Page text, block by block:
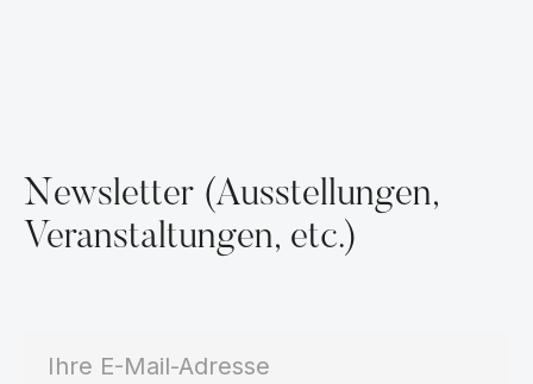
Newsletter (Ausstellungen,
Veranstaltungen, etc.)